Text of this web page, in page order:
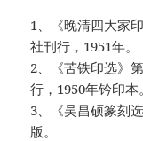
1、《晚清四大家
社刊行，1951年。
2、《苦铁印选》
行，1950年钤印本。
3、《吴昌硕篆刻
版。